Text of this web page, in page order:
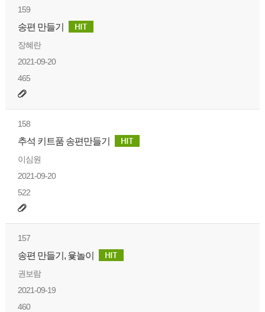
159
송편 만들기
장혜란
2021-09-20
465
158
추석 키트품 송편만들기
이심원
2021-09-20
522
157
송편 만들기, 윷놀이
권보람
2021-09-19
460